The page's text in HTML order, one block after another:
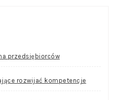
przedsiębiorców
rozwijać kompetencje